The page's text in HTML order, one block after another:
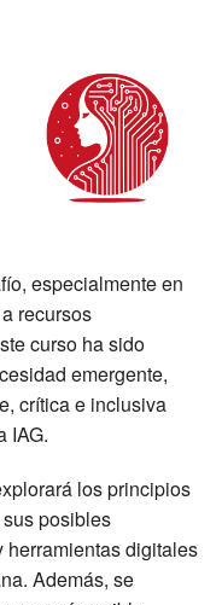
especialmente en
recursos
curso ha sido
emergente,
crítica e inclusiva
IAG.
los principios
posibles
herramientas digitales
Además, se